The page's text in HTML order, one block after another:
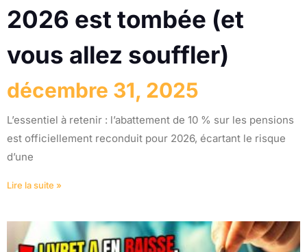
2026 est tombée (et
vous allez souffler)
décembre 31, 2025
L’essentiel à retenir : l’abattement de 10 % sur les pensions
est officiellement reconduit pour 2026, écartant le risque
d’une
Lire la suite »